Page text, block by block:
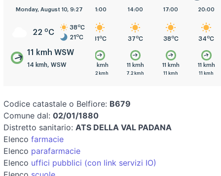
Monday, August 10, 9:27
22 oC
38 oC
21 oC
11 kmh WSW
14 kmh, WSW
5:00
11 kmh
8:00
23oC
7.2 kmh
11:00
31 oC
11 kmh
7.2 kmh
14:00
37 oC
11 kmh
7.2 kmh
17:00
38 oC
11 kmh
11 kmh
20:00
34 oC
11 kmh
11 kmh
Codice catastale o Belfiore: B679
Comune dal: 02/01/1880
Distretto sanitario: ATS DELLA VAL PADANA
Elenco farmacie
Elenco parafarmacie
Elenco uffici pubblici (con link servizi IO)